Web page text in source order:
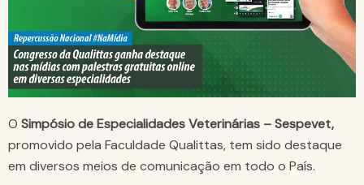
O Simpósio de Especialidades Veterinárias – Sespevet,
promovido pela Faculdade Qualittas, tem sido destaque
em diversos meios de comunicação em todo o País.